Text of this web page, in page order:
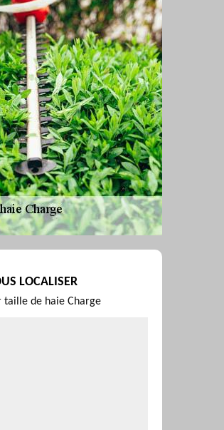
LOCALISER
taille de haie Charge